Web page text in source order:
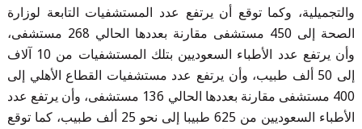
والتجميلية، وكما توقع أن يرتفع عدد المستشفيات التابعة لوزارة
الصحة إلى 450 مستشفى مقارنة بعددها الحالي 268 مستشفى،
وأن يرتفع عدد الأطباء السعوديين بتلك المستشفيات من 10 آلاف
إلى 50 ألف طبيب، وأن يرتفع عدد مستشفيات القطاع الأهلي إلى
400 مستشفى مقارنة بعددها الحالي 136 مستشفى، وأن يرتفع عدد
الأطباء السعوديين من 625 طبيبا إلى نحو 25 ألف طبيب، كما توقع